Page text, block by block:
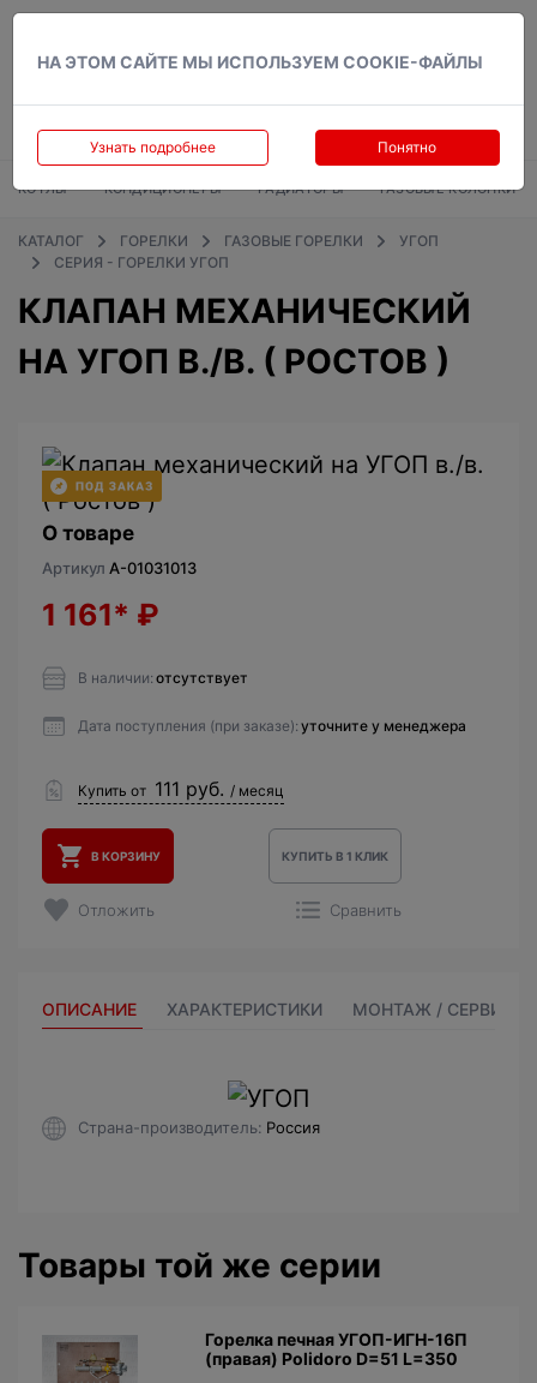
НА ЭТОМ САЙТЕ МЫ ИСПОЛЬЗУЕМ COOKIE-ФАЙЛЫ
Узнать подробнее Понятно
КОТЛЫ КОНДИЦИОНЕРЫ РАДИАТОРЫ ГАЗОВЫЕ КОЛОНКИ
КАТАЛОГ ГОРЕЛКИ ГАЗОВЫЕ ГОРЕЛКИ
УГОП
СЕРИЯ - ГОРЕЛКИ УГОП
КЛАПАН МЕХАНИЧЕСКИЙ
НА УГОП В./В. ( РОСТОВ )
О товаре
Артикул A-01031013
1 161* ₽
В наличии: отсутствует
Дата поступления (при заказе): уточните у менеджера
Купить от 111 руб. / месяц
В КОРЗИНУ КУПИТЬ В 1 КЛИК
Отложить Сравнить
ОПИСАНИЕ ХАРАКТЕРИСТИКИ МОНТАЖ / СЕРВИС
Страна-производитель Россия
Товары той же серии
Горелка печная УГОП-ИГН-16П
(правая) Polidoro D=51 L=350